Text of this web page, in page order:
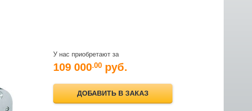
У нас приобретают за
109 000.00 руб.
ДОБАВИТЬ В ЗАКАЗ